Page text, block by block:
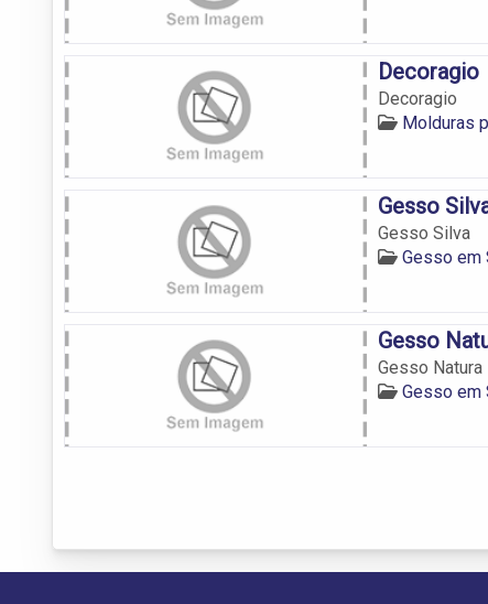
Decoragio
Decoragio
Molduras
Gesso
Gesso Silva
Gesso em
Gesso
Gesso Natura
Gesso em